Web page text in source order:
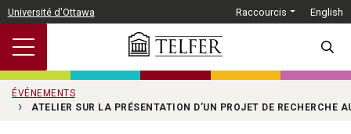
Passer au contenu principal
Université d'Ottawa Raccourcis English
ÉVÉNEMENTS
ATELIER SUR LA PRÉSENTATION D’UN PROJET DE RECHERCHE